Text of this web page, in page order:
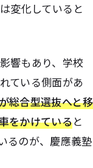
変化していると
響もあり、学校
ている側面があ
総合型選抜へと移
をかけていると
るのが、慶應義塾